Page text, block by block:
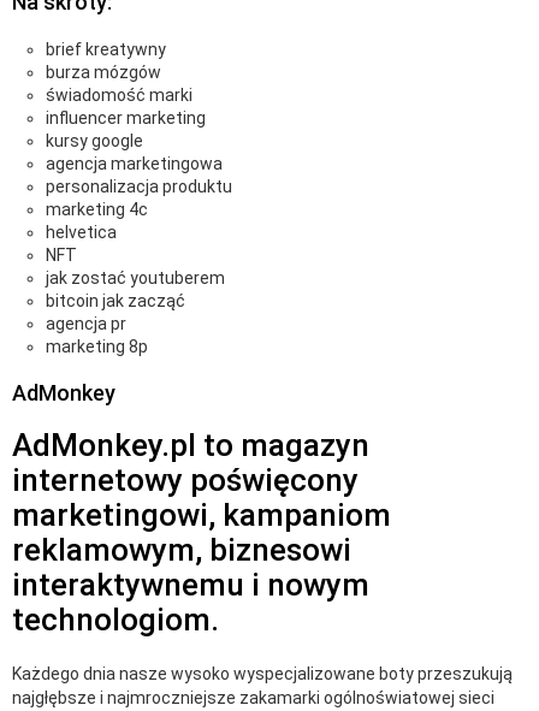
brief kreatywny
burza mózgów
świadomość marki
influencer marketing
kursy google
agencja marketingowa
personalizacja produktu
marketing 4c
helvetica
NFT
jak zostać youtuberem
bitcoin jak zacząć
agencja pr
marketing 8p
AdMonkey
AdMonkey.pl to magazyn
internetowy poświęcony
marketingowi, kampaniom
reklamowym, biznesowi
interaktywnemu i nowym
technologiom.
Każdego dnia nasze wysoko wyspecjalizowane boty przeszukują
najgłębsze i najmroczniejsze zakamarki ogólnoświatowej sieci